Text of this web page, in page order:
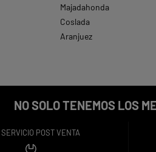
Majadahonda
Coslada
Aranjuez
NO SOLO TENEMOS LOS
SERVICIO POST VENTA